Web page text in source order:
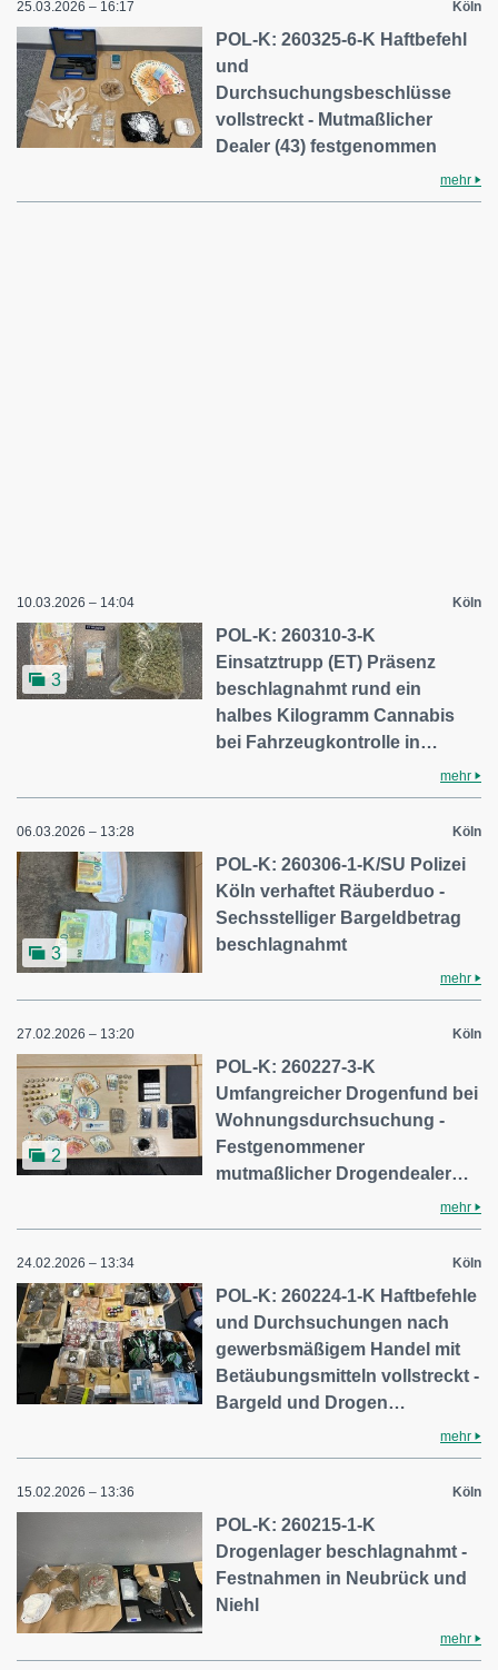
25.03.2026 – 16:17 Köln
POL-K: 260325-6-K Haftbefehl
und
Durchsuchungsbeschlüsse
vollstreckt - Mutmaßlicher
Dealer (43) festgenommen
mehr
10.03.2026 – 14:04 Köln
3
POL-K: 260310-3-K
Einsatztrupp (ET) Präsenz
beschlagnahmt rund ein
halbes Kilogramm Cannabis
bei Fahrzeugkontrolle in…
mehr
06.03.2026 – 13:28 Köln
3
POL-K: 260306-1-K/SU Polizei
Köln verhaftet Räuberduo -
Sechsstelliger Bargeldbetrag
beschlagnahmt
mehr
27.02.2026 – 13:20 Köln
2
POL-K: 260227-3-K
Umfangreicher Drogenfund bei
Wohnungsdurchsuchung -
Festgenommener
mutmaßlicher Drogendealer…
mehr
24.02.2026 – 13:34 Köln
POL-K: 260224-1-K Haftbefehle
und Durchsuchungen nach
gewerbsmäßigem Handel mit
Betäubungsmitteln vollstreckt -
Bargeld und Drogen…
mehr
15.02.2026 – 13:36 Köln
POL-K: 260215-1-K
Drogenlager beschlagnahmt -
Festnahmen in Neubrück und
Niehl
mehr